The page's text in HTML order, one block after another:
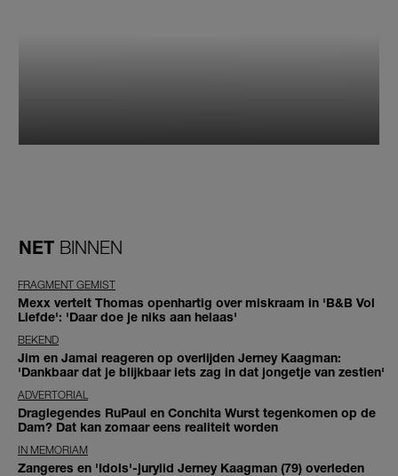
NET BINNEN
FRAGMENT GEMIST
Mexx vertelt Thomas openhartig over miskraam in 'B&B Vol
Liefde': 'Daar doe je niks aan helaas'
BEKEND
Jim en Jamai reageren op overlijden Jerney Kaagman:
'Dankbaar dat je blijkbaar iets zag in dat jongetje van zestien'
ADVERTORIAL
Draglegendes RuPaul en Conchita Wurst tegenkomen op de
Dam? Dat kan zomaar eens realiteit worden
IN MEMORIAM
Zangeres en 'Idols'-jurylid Jerney Kaagman (79) overleden